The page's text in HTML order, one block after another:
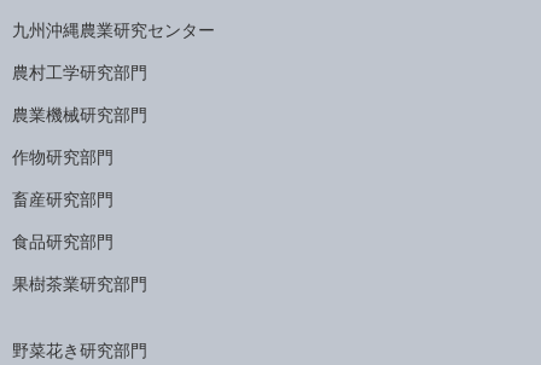
九州沖縄農業研究センター
農村工学研究部門
農業機械研究部門
作物研究部門
畜産研究部門
食品研究部門
果樹茶業研究部門
野菜花き研究部門